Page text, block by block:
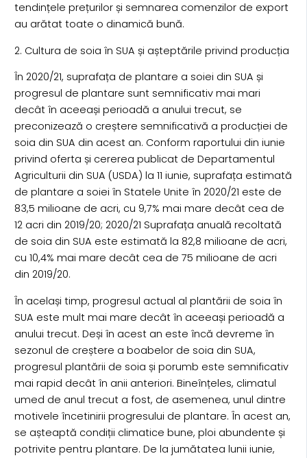
tendințele prețurilor și semnarea comenzilor de export
au arătat toate o dinamică bună.
2. Cultura de soia în SUA și așteptările privind producția
În 2020/21, suprafața de plantare a soiei din SUA și
progresul de plantare sunt semnificativ mai mari
decât în aceeași perioadă a anului trecut, se
preconizează o creștere semnificativă a producției de
soia din SUA din acest an. Conform raportului din iunie
privind oferta și cererea publicat de Departamentul
Agriculturii din SUA (USDA) la 11 iunie, suprafața estimată
de plantare a soiei în Statele Unite în 2020/21 este de
83,5 milioane de acri, cu 9,7% mai mare decât cea de
12 acri din 2019/20; 2020/21 Suprafața anuală recoltată
de soia din SUA este estimată la 82,8 milioane de acri,
cu 10,4% mai mare decât cea de 75 milioane de acri
din 2019/20.
În același timp, progresul actual al plantării de soia în
SUA este mult mai mare decât în aceeași perioadă a
anului trecut. Deși în acest an este încă devreme în
sezonul de creștere a boabelor de soia din SUA,
progresul plantării de soia și porumb este semnificativ
mai rapid decât în anii anteriori. Bineînțeles, climatul
umed de anul trecut a fost, de asemenea, unul dintre
motivele încetinirii progresului de plantare. În acest an,
se așteaptă condiții climatice bune, ploi abundente și
potrivite pentru plantare. De la jumătatea lunii iunie,